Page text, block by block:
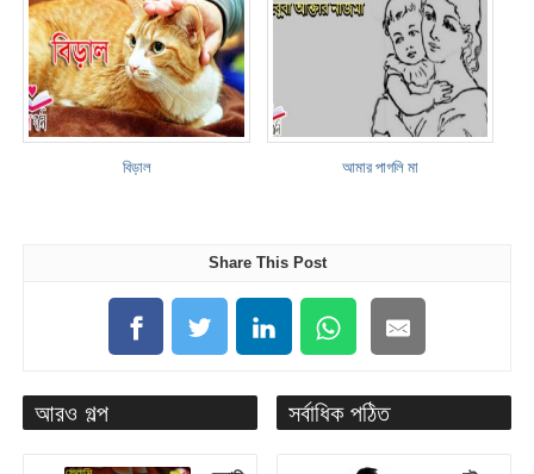
বিড়াল আমার পাগলি মা
Share This Post
আরও গল্প সর্বাধিক পঠিত